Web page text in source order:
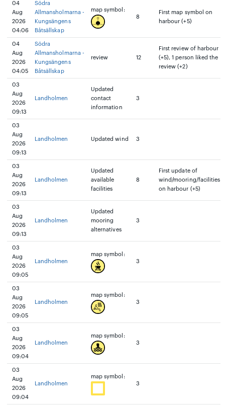
04
Aug
2026
04:06
Södra
Allmansholmarna -
Kungsängens
Båtsällskap
map symbol:
8
First map symbol on
harbour (+5)
04
Aug
2026
04:05
Södra
Allmansholmarna -
Kungsängens
Båtsällskap
review 12
First review of harbour
(+5), 1 person liked the
review (+2)
03
Aug
2026
09:13
Landholmen
Updated
contact
information
3
03
Aug
2026
09:13
Landholmen Updated wind 3
03
Aug
2026
09:13
Landholmen
Updated
available
facilities
8
First update of
wind/mooring/facilities
on harbour (+5)
03
Aug
2026
09:13
Landholmen
Updated
mooring
alternatives
3
03
Aug
2026
09:05
Landholmen
map symbol:
3
03
Aug
2026
09:05
Landholmen
map symbol:
3
03
Aug
2026
09:04
Landholmen
map symbol:
3
03
Aug
2026
09:04
Landholmen
map symbol:
3